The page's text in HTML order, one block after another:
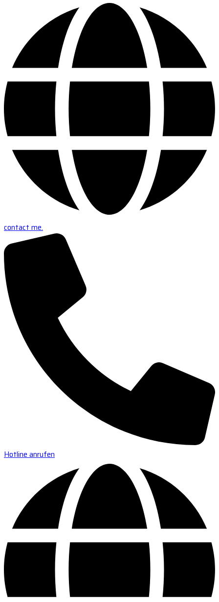
contact me.
Hotline anrufen